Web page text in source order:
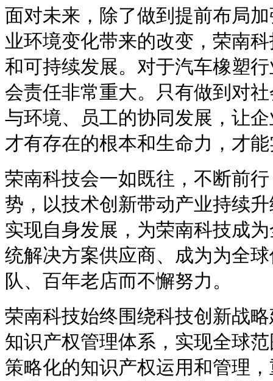
面对未来，除了做到提前布局
业环境变化带来的改变，荣南
和可持续发展。对于汽车橡塑
会责任非常重大。只有做到对
与环境、员工的协同发展，让
才有存在的根本和生命力，才
荣南科技会一如既往，不断前
势，以技术创新带动产业持续
实现自身发展，为荣南科技成
统解决方案供应商、成为为全
队、百年老店而不懈努力。
荣南科技始终围绕科技创新战
知识产权管理体系，实现全球
策略化的知识产权运用和管理